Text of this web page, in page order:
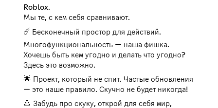
Roblox.
Мы те, с кем себя сравнивают.
☄️ Бесконечный простор для действий.
Многофункциональность — наша фишка.
Хочешь быть кем угодно и делать что угодно?
Здесь это возможно.
🌟 Проект, который не спит. Частые обновления
— это наше правило. Скучно не будет никогда!
🔺 Забудь про скуку, открой для себя мир,